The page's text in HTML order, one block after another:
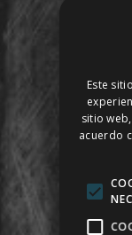
Este
sitio
acuerdo